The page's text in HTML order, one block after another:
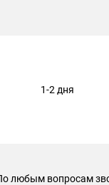
1-2 дня
любым вопросам